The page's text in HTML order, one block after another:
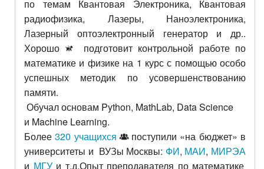
по темам Квантовая Электроника, Квантовая
радиофизика, Лазеры, Наноэлектроника,
Лазерный оптоэлектронный генератор и др..
Хорошо
подготовит контрольной работепо
математике и физике на 1 курс с помощью особо
успешных методик по усовершенствованию
памяти.
Обучал основам Python, MathLab, Data Science
и Machine Learning.
Более320 учащихся
поступили «на бюджет» в
университеты и ВУЗы Москвы: ФИ, МАИ, МИРЭА
и МГУи т.д.Опыт преподавателя по математике